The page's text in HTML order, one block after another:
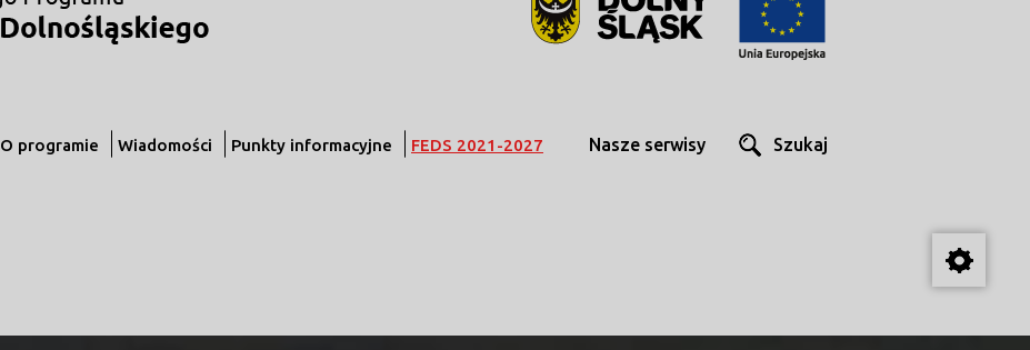
O programie Wiadomości Punkty informacyjne FEDS 2021-2027 Szukaj
Nasze serwisy